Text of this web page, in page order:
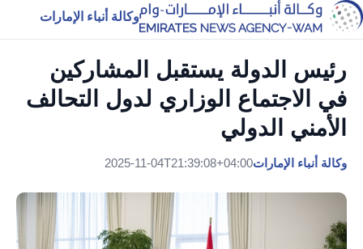
وكالة أنباء الإمارات
رئيس الدولة يستقبل المشاركين
في الاجتماع الوزاري لدول التحالف
الأمني الدولي
وكالة أنباء الإمارات2025-11-04T21:39:08+04:00